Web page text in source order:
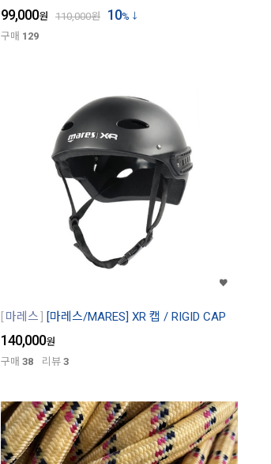
99,000원 110,000원 10%
구매 129
마레스 [마레스/MARES] XR 캡 / RIGID CAP
140,000원
구매 38 리뷰 3